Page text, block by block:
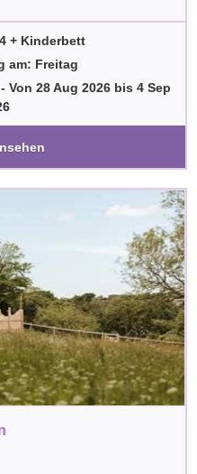
+ Kinderbett
am: Freitag
Von 28 Aug 2026bis 4 Sep